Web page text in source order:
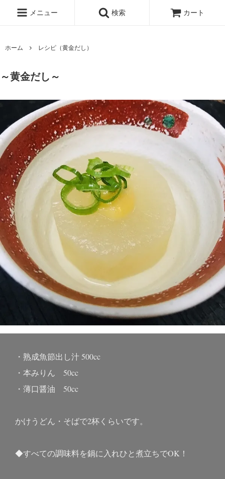
メニュー 検索 カート
ホーム レシピ（黄金だし）
～黄金だし～
・熟成魚節出し汁 500cc
・本みりん 50cc
・薄口醤油 50cc
かけうどん・そばで2杯くらいです。
◆すべての調味料を鍋に入れひと煮立ちでOK！